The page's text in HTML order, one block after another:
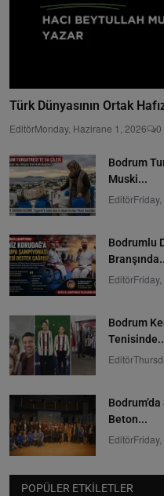
Türk Dünyasının Ortak
EditörMonday, Hazirane 1, 2026 0
Bodrum
Muski...
Editör
Bodrumlu
Editör
Bodrum
Editör
Beton...
Editör
POPÜLER ETKILETLER